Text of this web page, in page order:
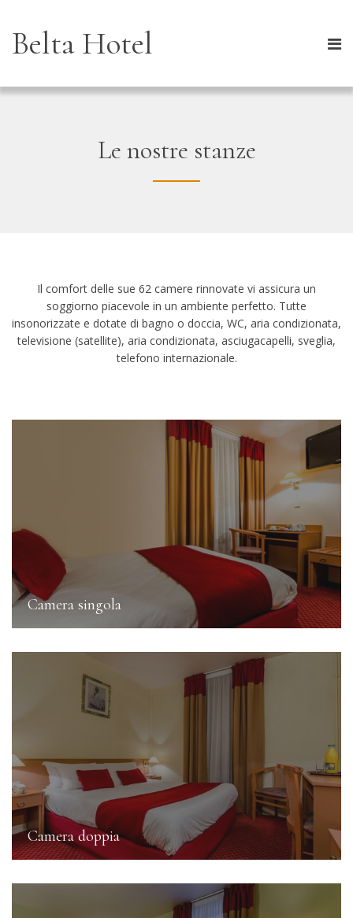
Belta Hotel
Le nostre stanze
Il comfort delle sue 62 camere rinnovate vi assicura un
soggiorno piacevole in un ambiente perfetto. Tutte
insonorizzate e dotate di bagno o doccia, WC, aria condizionata,
televisione (satellite), aria condizionata, asciugacapelli, sveglia,
telefono internazionale.
Camera singola
Camera doppia